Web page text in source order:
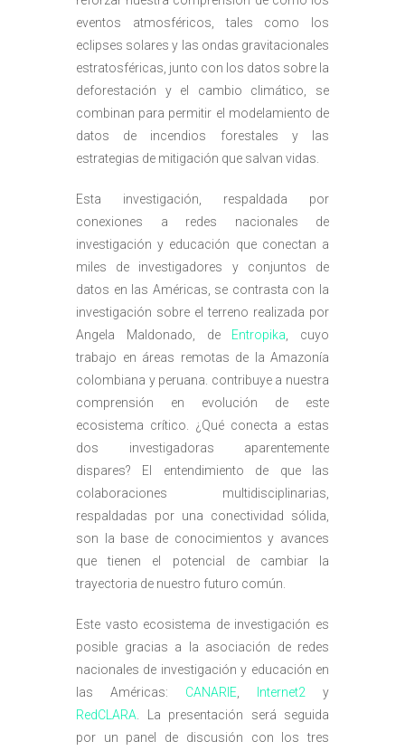
eventos atmosféricos, tales como los
eclipses solares y las ondas gravitacionales
estratosféricas, junto con los datos sobre la
deforestación y el cambio climático, se
combinan para permitir el modelamiento de
datos de incendios forestales y las
estrategias de mitigación que salvan vidas.
Esta investigación, respaldada por
conexiones a redes nacionales de
investigación y educación que conectan a
miles de investigadores y conjuntos de
datos en las Américas, se contrasta con la
investigación sobre el terreno realizada por
Angela Maldonado, de Entropika , cuyo
trabajo en áreas remotas de la Amazonía
colombiana y peruana. contribuye a nuestra
comprensión en evolución de este
ecosistema crítico. ¿Qué conecta a estas
dos investigadoras aparentemente
dispares? El entendimiento de que las
colaboraciones multidisciplinarias,
respaldadas por una conectividad sólida,
son la base de conocimientos y avances
que tienen el potencial de cambiar la
trayectoria de nuestro futuro común.
Este vasto ecosistema de investigación es
posible gracias a la asociación de redes
nacionales de investigación y educación en
las Américas: CANARIE Internet2 y
RedCLARA . La presentación será seguida
por un panel de discusión con los tres